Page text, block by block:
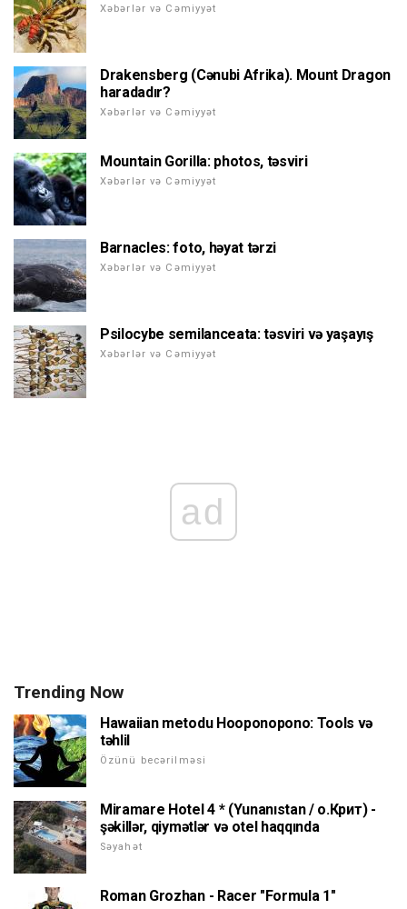
Xəbərlər və Cəmiyyət
Drakensberg (Cənubi Afrika). Mount Dragon
haradadır?
Xəbərlər və Cəmiyyət
Mountain Gorilla: photos, təsviri
Xəbərlər və Cəmiyyət
Barnacles: foto, həyat tərzi
Xəbərlər və Cəmiyyət
Psilocybe semilanceata: təsviri və yaşayış
Xəbərlər və Cəmiyyət
ad
Trending Now
Hawaiian metodu Hooponopono: Tools və
təhlil
Özünü becərilməsi
Miramare Hotel 4 * (Yunanıstan / о.Крит) -
şəkillər, qiymətlər və otel haqqında
Səyahət
Roman Grozhan - Racer "Formula 1"